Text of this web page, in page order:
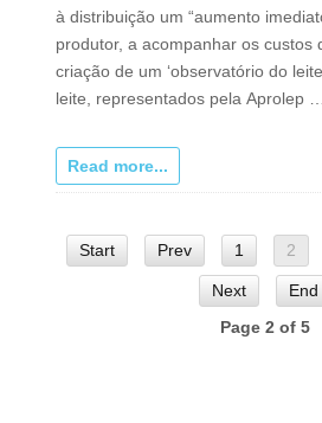
à distribuição um “aumento
produtor, a acompanhar os custos
criação de um ‘observatório do
leite, representados pela Aprolep …
Read more...
Start Prev 1 2
Next
End
Page 2 of 5